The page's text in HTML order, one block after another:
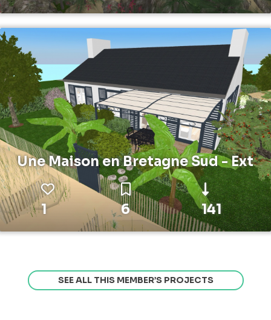
Une Maison en Bretagne Sud - Ext
1 6 141
SEE ALL THIS MEMBER’S PROJECTS